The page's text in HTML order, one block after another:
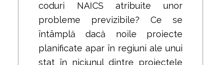
coduri NAICS atribuite unor
probleme previzibile? Ce se
întâmplă dacă noile proiecte
planificate apar în regiuni ale unui
stat în niciunul dintre proiectele